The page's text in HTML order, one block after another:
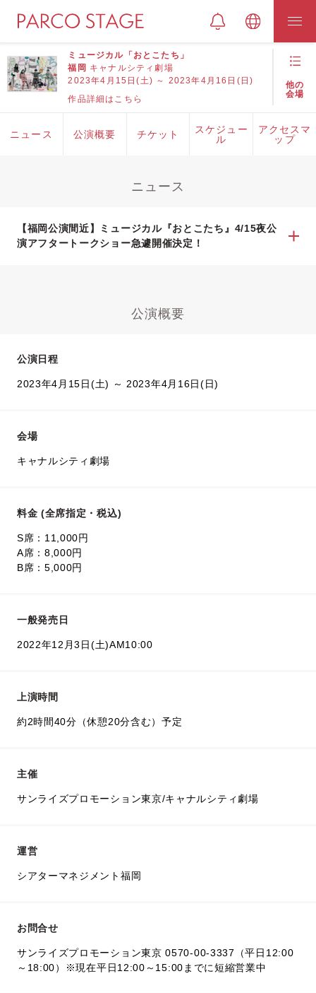
ミュージカル「おとこたち」
福岡 キャナルシティ劇場
2023年4月15日(土) ～ 2023年4月16日(日)
作品詳細はこちら
他の
会場
ニュース 公演概要 チケット
スケジュー
ル
アクセスマ
ップ
ニュース
【福岡公演間近】ミュージカル『おとこたち』4/15夜公
演アフタートークショー急遽開催決定！
公演概要
公演日程
2023年4月15日(土) ～ 2023年4月16日(日)
会場
キャナルシティ劇場
料金 (全席指定・税込)
S席：11,000円
A席：8,000円
B席：5,000円
一般発売日
2022年12月3日(土)AM10:00
上演時間
約2時間40分（休憩20分含む）予定
主催
サンライズプロモーション東京/キャナルシティ劇場
運営
シアターマネジメント福岡
お問合せ
サンライズプロモーション東京 0570-00-3337（平日12:00
～18:00）※現在平日12:00～15:00までに短縮営業中